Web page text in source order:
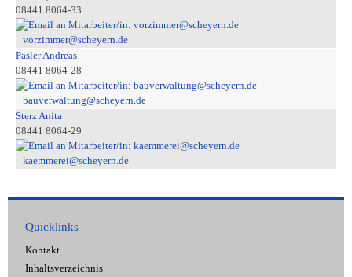
08441 8064-33
vorzimmer@scheyern.de
Päsler Andreas
08441 8064-28
bauverwaltung@scheyern.de
Sterz Anita
08441 8064-29
kaemmerei@scheyern.de
Quicklinks
Kontakt
Inhaltsverzeichnis